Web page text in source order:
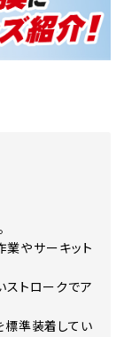
業やサーキット
ストロークでア
標準装着してい